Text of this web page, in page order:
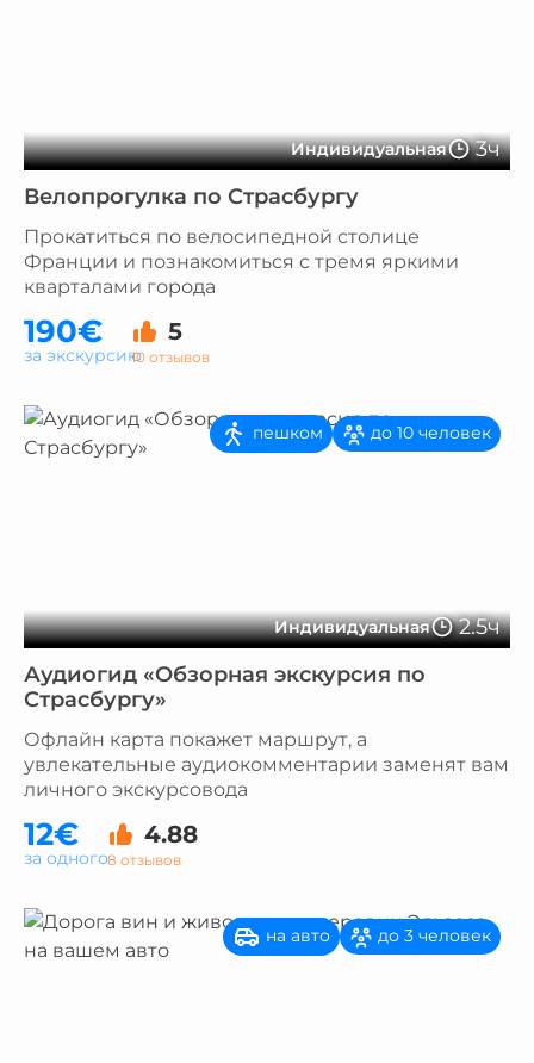
Индивидуальная 3ч
Велопрогулка по Страсбургу
Прокатиться по велосипедной столице
Франции и познакомиться с тремя яркими
кварталами города
190€ 5
10 отзывов
за экскурсию
Индивидуальная 2.5ч
пешком до 10 человек
Аудиогид «Обзорная экскурсия по
Страсбургу»
Офлайн карта покажет маршрут, а
увлекательные аудиокомментарии заменят вам
личного экскурсовода
12€ 4.88
8 отзывов
за одного
на авто до 3 человек